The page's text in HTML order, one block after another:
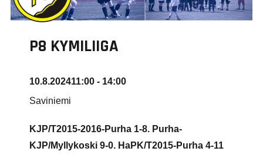
P8 KYMILIIGA
10.8.202411:00 - 14:00
Saviniemi
KJP/T2015-2016-Purha 1-8. Purha-
KJP/Myllykoski 9-0. HaPK/T2015-Purha 4-11